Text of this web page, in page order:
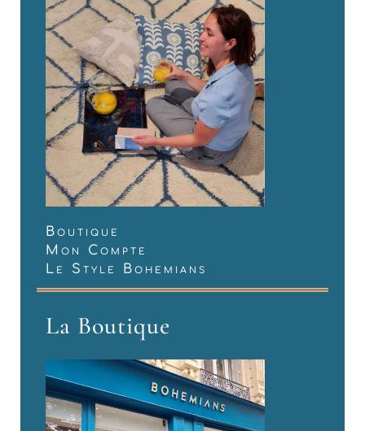
Boutique
Mon Compte
Le Style Bohemians
La Boutique